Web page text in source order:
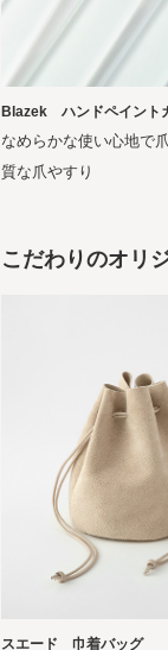
Blazek ハンドペイント
なめらかな使い心地で
質な爪やすり
こだわりのオリ
スエード 巾着バッグ